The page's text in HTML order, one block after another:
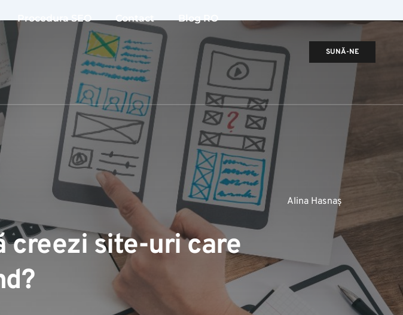
Procedura SEO Contact Blog RO
SUNĂ-NE
Alina Hasnaș
creezi site-uri care